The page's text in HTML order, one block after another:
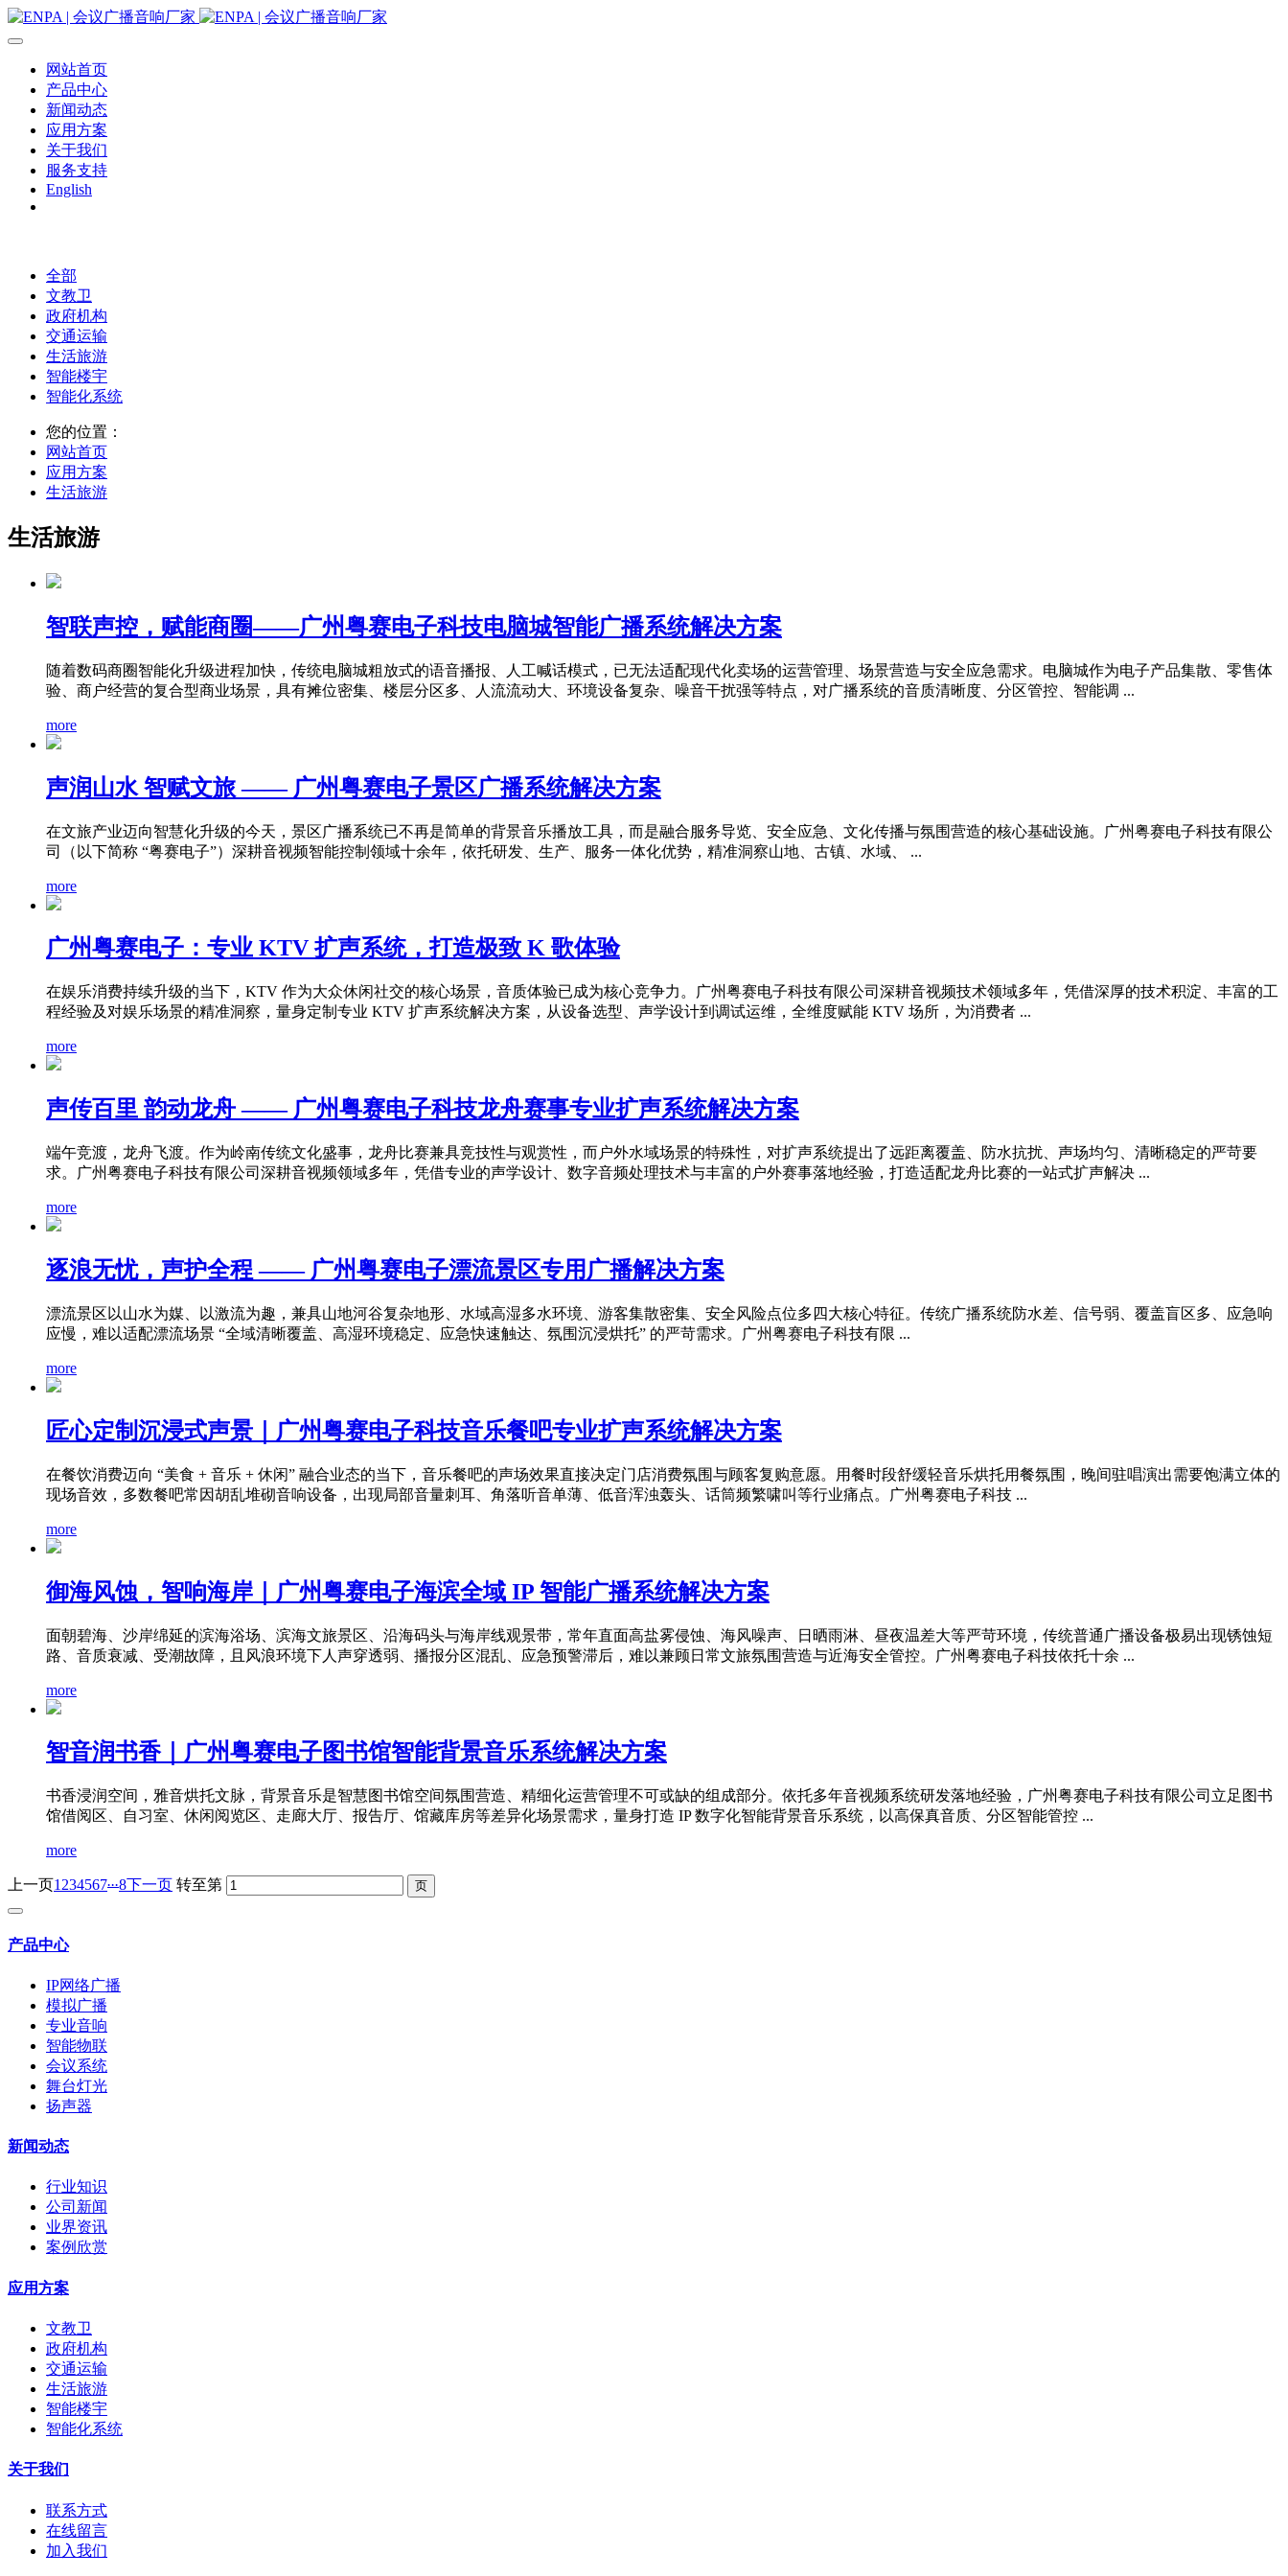
网站首页
产品中心
新闻动态
应用方案
关于我们
服务支持
English
全部
文教卫
政府机构
交通运输
生活旅游
智能楼宇
智能化系统
您的位置：
网站首页
应用方案
生活旅游
生活旅游
智联声控，赋能商圈——广州粤赛电子科技电脑城智能广播系统解决方案
随着数码商圈智能化升级进程加快，传统电脑城粗放式的语音播报、人工喊话模式，已无法适配现代化卖场的运营管理、场景营造与安全应急需求。电脑城作为电子产品集散、零售体
验、商户经营的复合型商业场景，具有摊位密集、楼层分区多、人流流动大、环境设备复杂、噪音干扰强等特点，对广播系统的音质清晰度、分区管控、智能调 ...
more
声润山水 智赋文旅 —— 广州粤赛电子景区广播系统解决方案
在文旅产业迈向智慧化升级的今天，景区广播系统已不再是简单的背景音乐播放工具，而是融合服务导览、安全应急、文化传播与氛围营造的核心基础设施。广州粤赛电子科技有限公
司（以下简称 “粤赛电子”）深耕音视频智能控制领域十余年，依托研发、生产、服务一体化优势，精准洞察山地、古镇、水域、 ...
more
广州粤赛电子：专业 KTV 扩声系统，打造极致 K 歌体验
在娱乐消费持续升级的当下，KTV 作为大众休闲社交的核心场景，音质体验已成为核心竞争力。广州粤赛电子科技有限公司深耕音视频技术领域多年，凭借深厚的技术积淀、丰富的工
程经验及对娱乐场景的精准洞察，量身定制专业 KTV 扩声系统解决方案，从设备选型、声学设计到调试运维，全维度赋能 KTV 场所，为消费者 ...
more
声传百里 韵动龙舟 —— 广州粤赛电子科技龙舟赛事专业扩声系统解决方案
端午竞渡，龙舟飞渡。作为岭南传统文化盛事，龙舟比赛兼具竞技性与观赏性，而户外水域场景的特殊性，对扩声系统提出了远距离覆盖、防水抗扰、声场均匀、清晰稳定的严苛要
求。广州粤赛电子科技有限公司深耕音视频领域多年，凭借专业的声学设计、数字音频处理技术与丰富的户外赛事落地经验，打造适配龙舟比赛的一站式扩声解决 ...
more
逐浪无忧，声护全程 —— 广州粤赛电子漂流景区专用广播解决方案
漂流景区以山水为媒、以激流为趣，兼具山地河谷复杂地形、水域高湿多水环境、游客集散密集、安全风险点位多四大核心特征。传统广播系统防水差、信号弱、覆盖盲区多、应急响
应慢，难以适配漂流场景 “全域清晰覆盖、高湿环境稳定、应急快速触达、氛围沉浸烘托” 的严苛需求。广州粤赛电子科技有限 ...
more
匠心定制沉浸式声景｜广州粤赛电子科技音乐餐吧专业扩声系统解决方案
在餐饮消费迈向 “美食 + 音乐 + 休闲” 融合业态的当下，音乐餐吧的声场效果直接决定门店消费氛围与顾客复购意愿。用餐时段舒缓轻音乐烘托用餐氛围，晚间驻唱演出需要饱满立体的
现场音效，多数餐吧常因胡乱堆砌音响设备，出现局部音量刺耳、角落听音单薄、低音浑浊轰头、话筒频繁啸叫等行业痛点。广州粤赛电子科技 ...
more
御海风蚀，智响海岸｜广州粤赛电子海滨全域 IP 智能广播系统解决方案
面朝碧海、沙岸绵延的滨海浴场、滨海文旅景区、沿海码头与海岸线观景带，常年直面高盐雾侵蚀、海风噪声、日晒雨淋、昼夜温差大等严苛环境，传统普通广播设备极易出现锈蚀短
路、音质衰减、受潮故障，且风浪环境下人声穿透弱、播报分区混乱、应急预警滞后，难以兼顾日常文旅氛围营造与近海安全管控。广州粤赛电子科技依托十余 ...
more
智音润书香｜广州粤赛电子图书馆智能背景音乐系统解决方案
书香浸润空间，雅音烘托文脉，背景音乐是智慧图书馆空间氛围营造、精细化运营管理不可或缺的组成部分。依托多年音视频系统研发落地经验，广州粤赛电子科技有限公司立足图书
馆借阅区、自习室、休闲阅览区、走廊大厅、报告厅、馆藏库房等差异化场景需求，量身打造 IP 数字化智能背景音乐系统，以高保真音质、分区智能管控 ...
more
上一页1 234567...8下一页 转至第
产品中心
IP网络广播
模拟广播
专业音响
智能物联
会议系统
舞台灯光
扬声器
新闻动态
行业知识
公司新闻
业界资讯
案例欣赏
应用方案
文教卫
政府机构
交通运输
生活旅游
智能楼宇
智能化系统
关于我们
联系方式
在线留言
加入我们